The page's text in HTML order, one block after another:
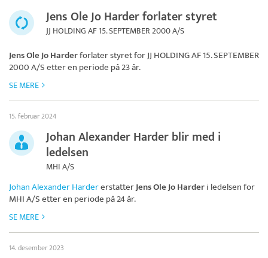
Jens Ole Jo Harder forlater styret
JJ HOLDING AF 15. SEPTEMBER 2000 A/S
Jens Ole Jo Harderforlater styret forJJ HOLDING AF 15. SEPTEMBER
2000 A/Setter en periode på 23 år.
SE MERE
15. februar 2024
Johan Alexander Harder blir med i
ledelsen
MHI A/S
Johan Alexander HardererstatterJens Ole Jo Harderi ledelsen for
MHI A/Setter en periode på 24 år.
SE MERE
14. desember 2023